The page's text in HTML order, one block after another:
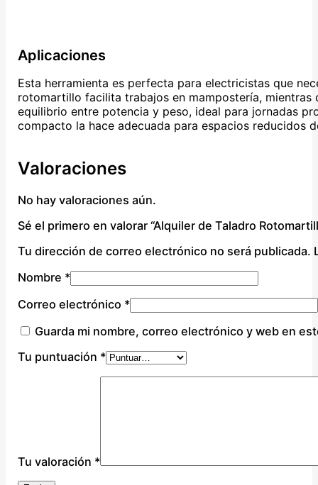
Aplicaciones
Esta herramienta es perfecta para electricistas que
rotomartillo facilita trabajos en mampostería,
equilibrio entre potencia y peso, ideal para jornadas
compacto la hace adecuada para espacios reducidos
Valoraciones
No hay valoraciones aún.
Sé el primero en valorar “Alquiler de Taladro
Tu dirección de correo electrónico no será publicada.
Nombre *
Correo electrónico *
Guarda mi nombre, correo electrónico y web en
Tu puntuación *
Tu valoración *